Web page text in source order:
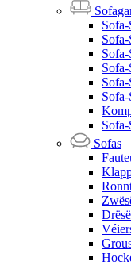
Sofa-
Sofa-
Sofa-
Sofa-
Sofas